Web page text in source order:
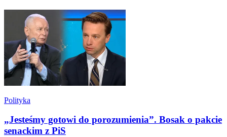
Polityka
„Jesteśmy gotowi do porozumienia”. Bosak o pakcie
senackim z PiS